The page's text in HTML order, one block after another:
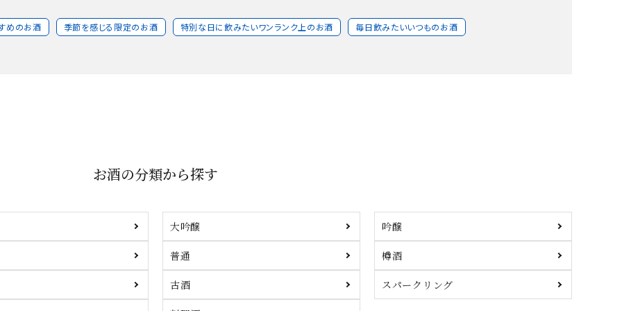
めのお酒 季節を感じる限定のお酒 特別な日に飲みたいワンランク上のお酒 毎日飲みたいいつものお酒
お酒の分類から探す
大吟醸 吟醸
普通 樽酒
古酒 スパークリング